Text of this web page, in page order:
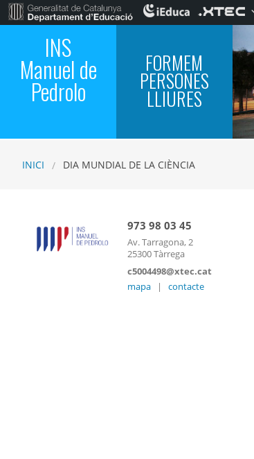
INS
Manuel de
Pedrolo
FORMEM
PERSONES
LLIURES
INICI DIA MUNDIAL DE LA CIÈNCIA
973 98 03 45
Av. Tarragona, 2
25300 Tàrrega
c5004498@xtec.cat
mapa
| contacte